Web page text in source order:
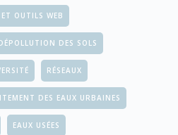
OUTILS WEB
DES SOLS
RÉSEAUX
DES EAUX URBAINES
EAUX USÉES